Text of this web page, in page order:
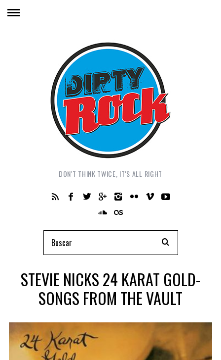
DON'T THINK TWICE, IT'S ALL RIGHT
STEVIE NICKS 24 KARAT GOLD-
SONGS FROM THE VAULT